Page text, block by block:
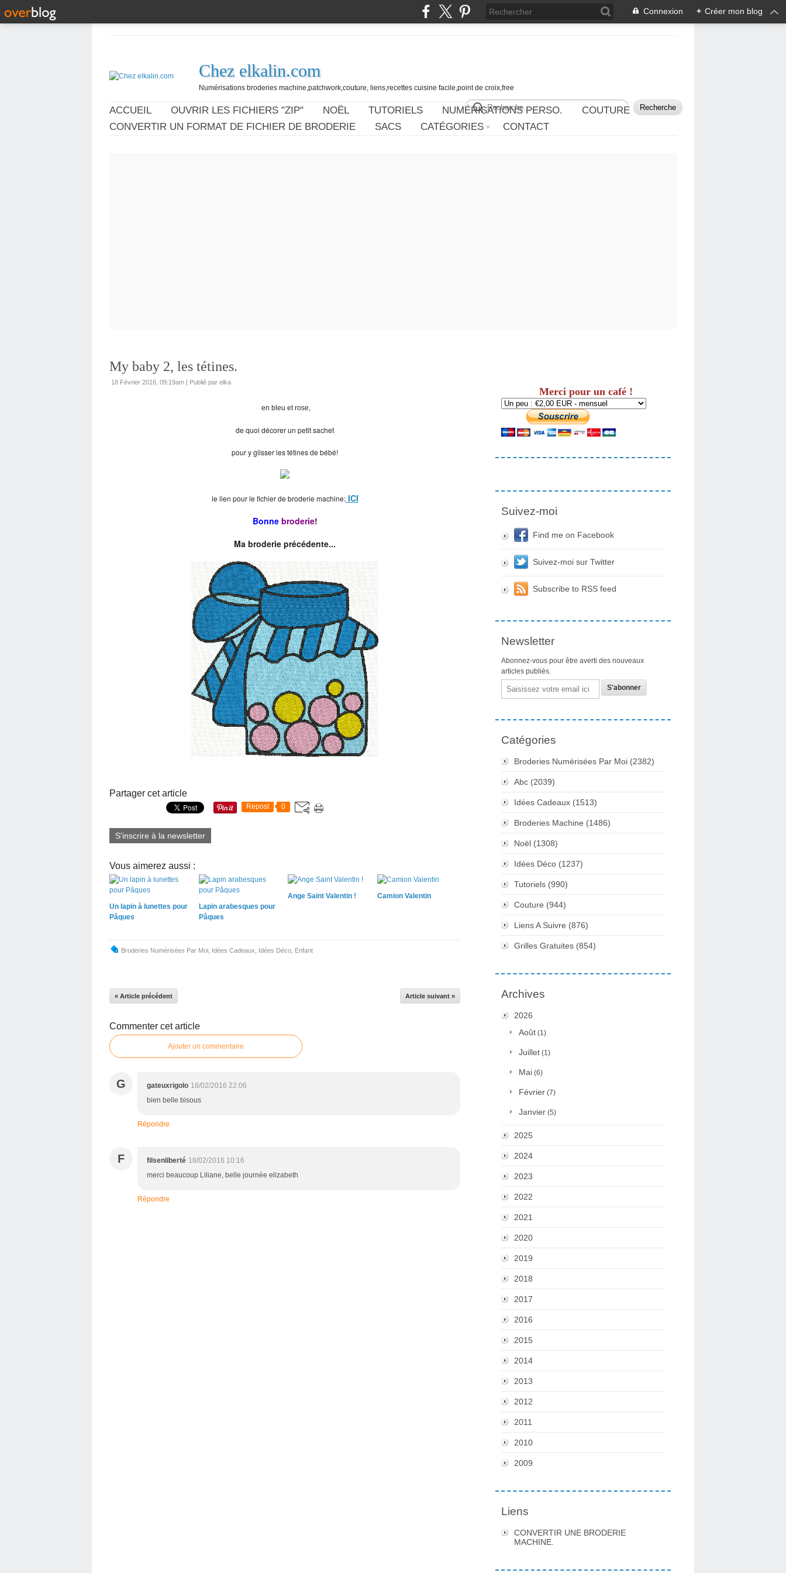
Connexion + Créer mon blog
Chez elkalin.com
Numérisations broderies machine,patchwork,couture, liens,recettes cuisine facile,point de croix,free
ACCUEIL OUVRIR LES FICHIERS "ZIP" NOËL TUTORIELS NUMÉRISATIONS PERSO.
COUTURE
CONVERTIR UN FORMAT DE FICHIER DE BRODERIE
SACS CATÉGORIES CONTACT
My baby 2, les tétines.
18 Février 2016, 09:19am | Publié par elka
en bleu et rose,
de quoi décorer un petit sachet
pour y glisser les tétines de bébé!
le lien pour le fichier de broderie machine:ICI
Bonne broderie!
Ma broderie précédente...
Partager cet article
Repost 0
S'inscrire à la newsletter
Vous aimerez aussi :
Un lapin à lunettes pour
Pâques
Lapin arabesques pour
Pâques
Ange Saint Valentin ! Camion Valentin
Broderies Numérisées Par Moi Idées Cadeaux Idées Déco Enfant
« Article précédent Article suivant »
Commenter cet article
Ajouter un commentaire
G gateuxrigolo 18/02/2016 22:06
bien belle bisous
Répondre
F filsenliberté 18/02/2016 10:16
merci beaucoup Liliane, belle journée elizabeth
Répondre
Merci pour un café !
Suivez-moi
Find me on Facebook
Suivez-moi sur Twitter
Subscribe to RSS feed
Newsletter
Abonnez-vous pour être averti des nouveaux
articles publiés.
Email
Catégories
Broderies Numérisées Par Moi (2382)
Abc (2039)
Idées Cadeaux (1513)
Broderies Machine (1486)
Noël (1308)
Idées Déco (1237)
Tutoriels (990)
Couture (944)
Liens A Suivre (876)
Grilles Gratuites (854)
Archives
2026
Août (1)
Juillet (1)
Mai (6)
Février (7)
Janvier (5)
2025
2024
2023
2022
2021
2020
2019
2018
2017
2016
2015
2014
2013
2012
2011
2010
2009
Liens
CONVERTIR UNE BRODERIE
MACHINE.